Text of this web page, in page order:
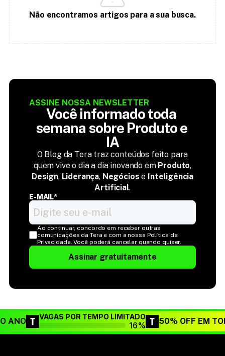
Não encontramos artigos para a sua busca.
ASSINE NOSSA NEWSLETTER
Você informado toda
semana sobre Produto e
IA
O Blog da Tera traz conteúdos feito para
quem vive o dia a dia inovando em Produto,
Design, Liderança, Negócios e Inteligência
Artificial.
E-MAIL*
Ao continuar, concordo em receber outras
comunicações da Tera e com a nossa Política de
Privacidade. Você poderá cancelar quando quiser.
Assinar gratuitamente
ANO VAGAS POR TEMPO LIMITADO
16% 50% OFF EM